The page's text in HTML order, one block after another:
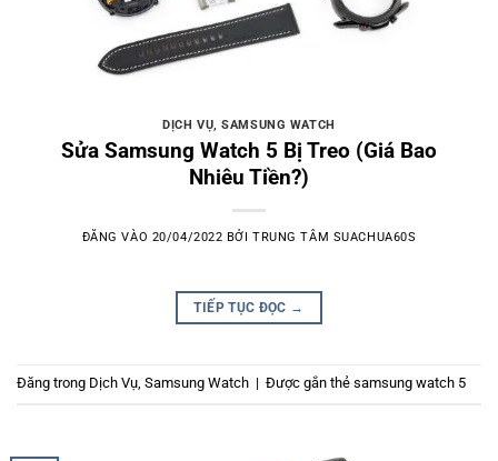
DỊCH VỤ,SAMSUNG WATCH
Sửa Samsung Watch 5 Bị Treo (Giá Bao
Nhiêu Tiền?)
ĐĂNG VÀO 20/04/2022 BỞITRUNG TÂM SUACHUA60S
TIẾP TỤC ĐỌC →
Đăng trong Dịch Vụ, Samsung Watch | Được gắn thẻ samsung watch 5